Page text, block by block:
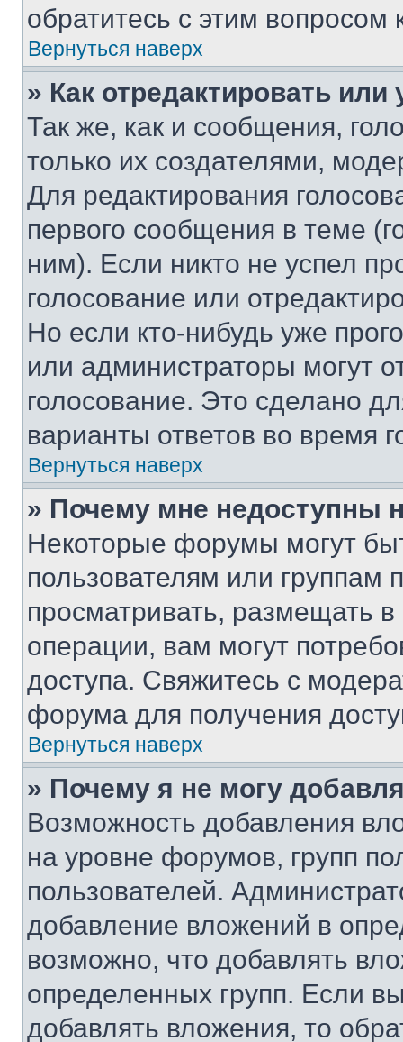
обратитесь с этим вопросом
Вернуться наверх
» Как отредактировать
Так же, как и сообщения,
только их создателями,
Для редактирования
первого сообщения в теме
ним). Если никто не успел
голосование или
Но если кто-нибудь уже
или администраторы могут
голосование. Это сделано
варианты ответов во время
Вернуться наверх
» Почему мне недоступны
Некоторые форумы могут
пользователям или группам
просматривать, размещать
операции, вам могут
доступа. Свяжитесь с
форума для получения
Вернуться наверх
» Почему я не могу
Возможность добавления
на уровне форумов, групп
пользователей.
добавление вложений в
возможно, что добавлять
определенных групп. Если
добавлять вложения, то